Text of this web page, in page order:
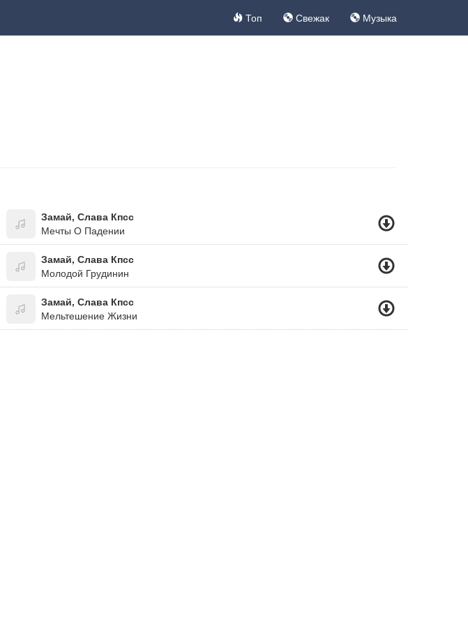
Топ Свежак Музыка
Замай, Слава Кпсс
Мечты О Падении
Замай, Слава Кпсс
Молодой Грудинин
Замай, Слава Кпсс
Мельтешение Жизни